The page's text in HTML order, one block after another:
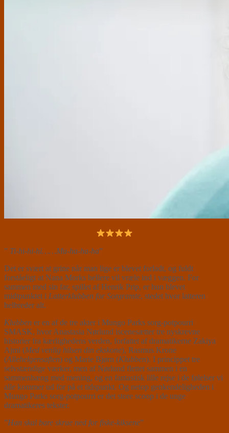
” Ti-hi-hi-hi……Mu-ha-ha-ha”
Det er svært at grine når man lige er blevet forladt, og fuldt
forståeligt at Nana Morks hellere vil vræle ind i væggen. For
sammen med sin far, spillet af Henrik Prip, er hun blevet
midtpunktet i Latterklubben for Sorgramte, stedet hvor latteren
helbreder alt.
Klubben er en af de tre akter i Mungo Parks sorg-potpourri
SMASK, hvor Anastasia Nørlund iscenesætter tre nyskrevne
historier fra kærlighedens verden, forfattet af dramatikerne Zakiya
Ajmi (Med venlig hilsen din ekskone), Rasmus Krone
(Allehelgensaften) og Marie Bjørn (Klubben). I princippet tre
selvstændige værker, men af Nørlund flettet sammen i en
sammenhæng med mening, og en fantastisk lille rejse i de følelser vi
alle kommer ud for på et tidspunkt. Og netop genkendeligheden i
Mungo Parks sorg-potpourri er det store scoop i de unge
dramatikeres tekster.
”Han skal bare skrue ned for fiske-kiksene”